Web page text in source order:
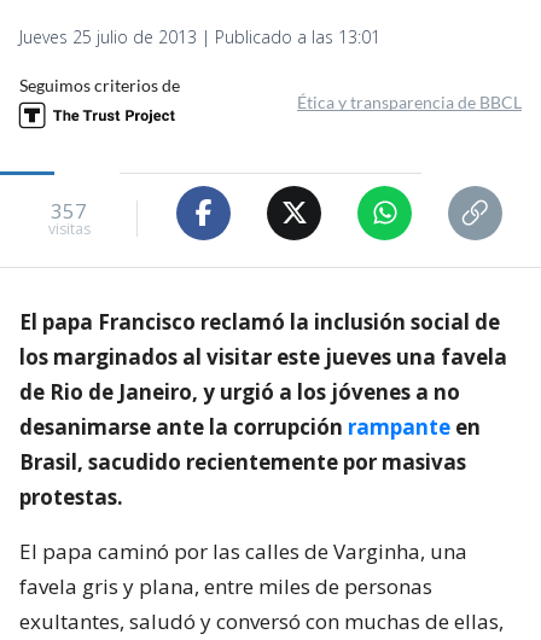
Jueves 25 julio de 2013 | Publicado a las 13:01
Seguimos criterios de
Ética y transparencia de BBCL
357
visitas
El papa Francisco reclamó la inclusión social de
los marginados al visitar este jueves una favela
de Rio de Janeiro, y urgió a los jóvenes a no
desanimarse ante la corrupción rampante en
Brasil, sacudido recientemente por masivas
protestas.
El papa caminó por las calles de Varginha, una
favela gris y plana, entre miles de personas
exultantes, saludó y conversó con muchas de ellas,